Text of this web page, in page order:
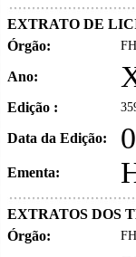
EXTRATO DE
Órgão:
Ano:
Edição :
Data da Edição:
Ementa:
EXTRATOS DOS
Órgão: